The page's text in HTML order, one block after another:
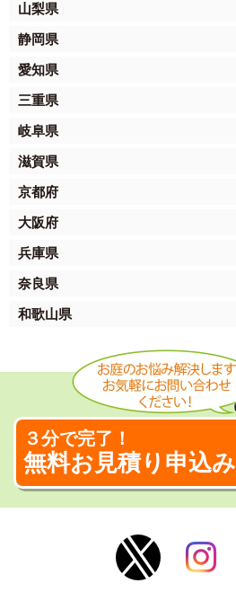
山梨県
静岡県
愛知県
三重県
岐阜県
滋賀県
京都府
大阪府
兵庫県
奈良県
和歌山県
３分で完了！
無料お見積り申込み